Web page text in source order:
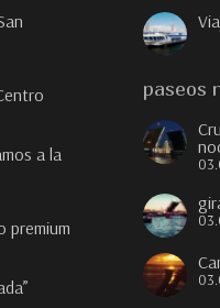
a la
premium
paseos